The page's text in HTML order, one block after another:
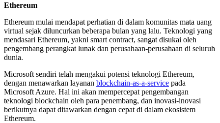
Ethereum
Ethereum mulai mendapat perhatian di dalam komunitas mata uang
virtual sejak diluncurkan beberapa bulan yang lalu. Teknologi yang
mendasari Ethereum, yakni smart contract, sangat disukai oleh
pengembang perangkat lunak dan perusahaan-perusahaan di seluruh
dunia.
Microsoft sendiri telah mengakui potensi teknologi Ethereum,
dengan menawarkan layanan blockchain-as-a-service pada
Microsoft Azure. Hal ini akan mempercepat pengembangan
teknologi blockchain oleh para penembang, dan inovasi-inovasi
berikutnya dapat ditawarkan dengan cepat di dalam ekosistem
Ethereum.